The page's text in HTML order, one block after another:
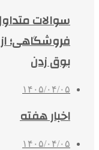
سوالات
فروشگاهی؛
بوق زدن
۱۴۰۵/۰۴/۰۵
اخبار هفته
۱۴۰۵/۰۴/۰۵